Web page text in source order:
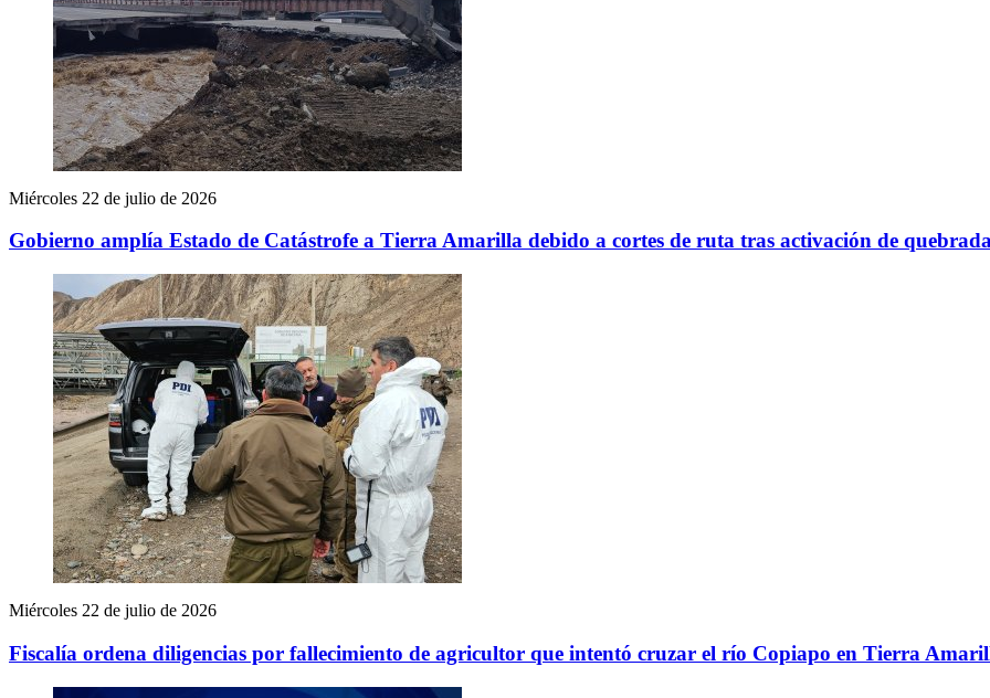
Miércoles 22 de julio de 2026
Gobierno amplía Estado de Catástrofe a Tierra Amarilla debido a cortes de ruta tras activación de
Miércoles 22 de julio de 2026
Fiscalía ordena diligencias por fallecimiento de agricultor que intentó cruzar el río Copiapo en Tierra